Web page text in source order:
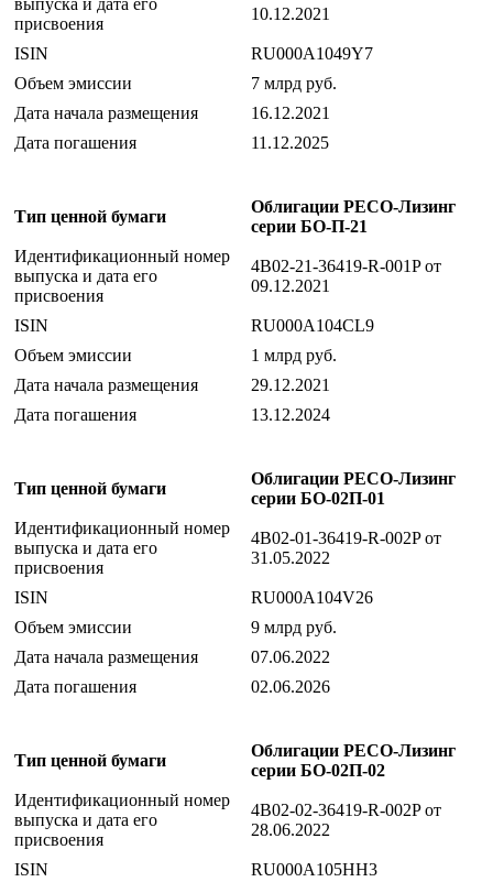
выпуска и дата его
присвоения
10.12.2021
ISIN
RU000A1049Y7
Объем эмиссии
7 млрд руб.
Дата начала размещения
16.12.2021
Дата погашения
11.12.2025
Тип ценной бумаги
Облигации РЕСО-Лизинг
серии БО-П-21
Идентификационный номер
выпуска и дата его
присвоения
4B02-21-36419-R-001P от
09.12.2021
ISIN
RU000A104CL9
Объем эмиссии
1 млрд руб.
Дата начала размещения
29.12.2021
Дата погашения
13.12.2024
Тип ценной бумаги
Облигации РЕСО-Лизинг
серии БО-02П-01
Идентификационный номер
выпуска и дата его
присвоения
4B02-01-36419-R-002P от
31.05.2022
ISIN
RU000A104V26
Объем эмиссии
9 млрд руб.
Дата начала размещения
07.06.2022
Дата погашения
02.06.2026
Тип ценной бумаги
Облигации РЕСО-Лизинг
серии БО-02П-02
Идентификационный номер
выпуска и дата его
присвоения
4B02-02-36419-R-002P от
28.06.2022
ISIN
RU000A105HH3